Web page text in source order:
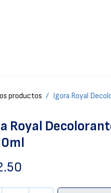
productos Igora Royal
Royal